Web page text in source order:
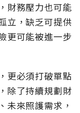
財務壓力也可能
立，缺乏可提供
更可能被進一步
更必須打破單點
除了持續規劃財
未來照護需求，